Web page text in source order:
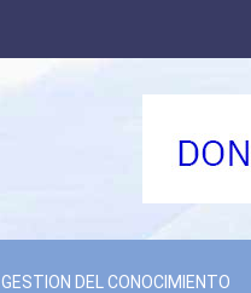
GESTION DEL CONOCIMIENTO